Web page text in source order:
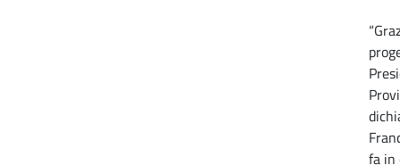
fa in